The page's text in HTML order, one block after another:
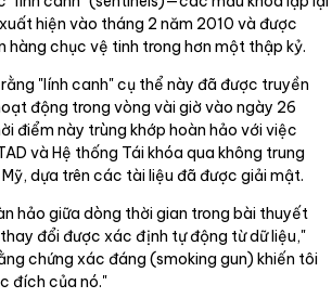
hiện vào tháng 2 năm 2010 và được
hàng chục vệ tinh trong hơn một thập kỷ.
"lính canh" cụ thể này đã được truyền
động trong vòng vài giờ vào ngày 26
điểm này trùng khớp hoàn hảo với việc
và Hệ thống Tái khóa qua không trung
dựa trên các tài liệu đã được giải mật.
hảo giữa dòng thời gian trong bài thuyết
đổi được xác định tự động từ dữ liệu,"
chứng xác đáng (smoking gun) khiến tôi
đích của nó."